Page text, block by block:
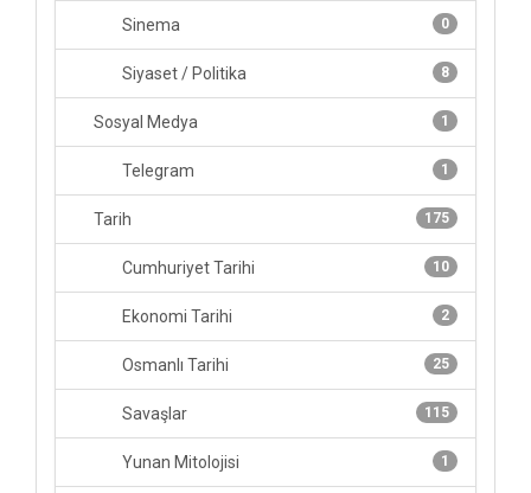
0
Sinema
8
Siyaset / Politika
1
Sosyal Medya
1
Telegram
175
Tarih
10
Cumhuriyet Tarihi
2
Ekonomi Tarihi
25
Osmanlı Tarihi
115
Savaşlar
1
Yunan Mitolojisi